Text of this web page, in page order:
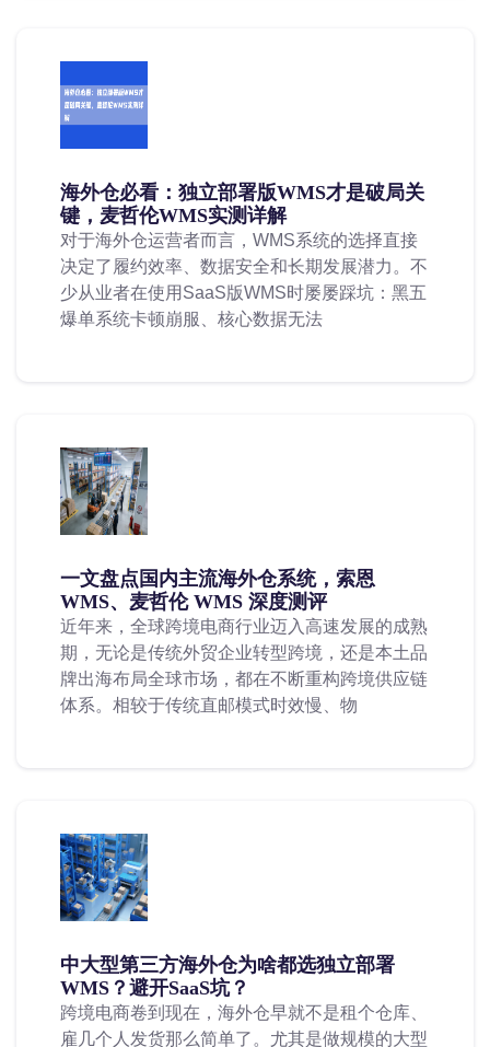
海外仓必看：独立部署版WMS才是破局关
键，麦哲伦WMS实测详解
对于海外仓运营者而言，WMS系统的选择直接
决定了履约效率、数据安全和长期发展潜力。不
少从业者在使用SaaS版WMS时屡屡踩坑：黑五
爆单系统卡顿崩服、核心数据无法
一文盘点国内主流海外仓系统，索恩
WMS、麦哲伦 WMS 深度测评
近年来，全球跨境电商行业迈入高速发展的成熟
期，无论是传统外贸企业转型跨境，还是本土品
牌出海布局全球市场，都在不断重构跨境供应链
体系。相较于传统直邮模式时效慢、物
中大型第三方海外仓为啥都选独立部署
WMS？避开SaaS坑？
跨境电商卷到现在，海外仓早就不是租个仓库、
雇几个人发货那么简单了。尤其是做规模的大型